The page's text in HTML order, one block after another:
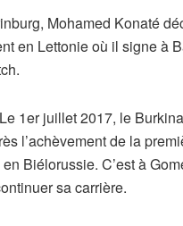
Mohamed Konaté
en Lettonie où il signe à
1er juillet 2017, le
l’achèvement de la
Biélorussie. C’est à
sa carrière.